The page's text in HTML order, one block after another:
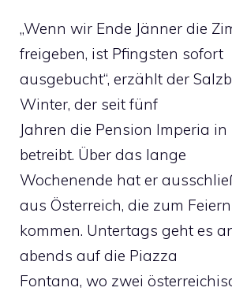
„Wenn wir Ende Jänner die
freigeben, ist Pfingsten sofort
ausgebucht“, erzählt der
Winter, der seit fünf
Jahren die Pension Imperia
betreibt. Über das lange
Wochenende hat er
aus Österreich, die zum Feiern
kommen. Untertags geht es
abends auf die Piazza
Fontana, wo zwei